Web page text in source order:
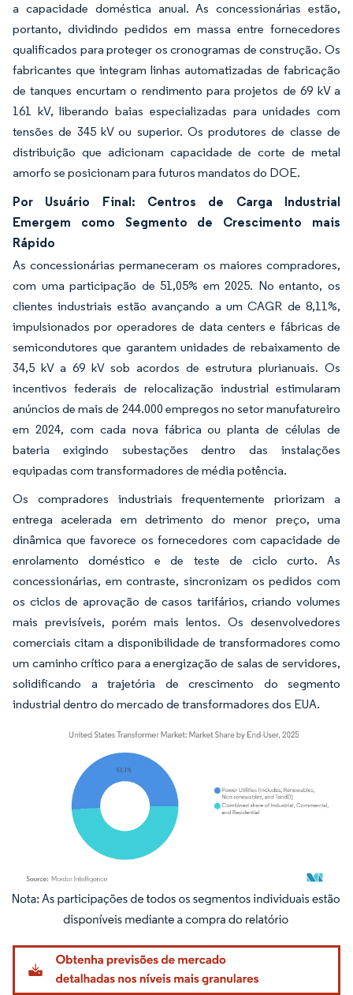
a capacidade doméstica anual. As concessionárias estão,
portanto, dividindo pedidos em massa entre fornecedores
qualificados para proteger os cronogramas de construção. Os
fabricantes que integram linhas automatizadas de fabricação
de tanques encurtam o rendimento para projetos de 69 kV a
161 kV, liberando baias especializadas para unidades com
tensões de 345 kV ou superior. Os produtores de classe de
distribuição que adicionam capacidade de corte de metal
amorfo se posicionam para futuros mandatos do DOE.
Por Usuário Final: Centros de Carga Industrial
Emergem como Segmento de Crescimento mais
Rápido
As concessionárias permaneceram os maiores compradores,
com uma participação de 51,05% em 2025. No entanto, os
clientes industriais estão avançando a um CAGR de 8,11%,
impulsionados por operadores de data centers e fábricas de
semicondutores que garantem unidades de rebaixamento de
34,5 kV a 69 kV sob acordos de estrutura plurianuais. Os
incentivos federais de relocalização industrial estimularam
anúncios de mais de 244.000 empregos no setor manufatureiro
em 2024, com cada nova fábrica ou planta de células de
bateria exigindo subestações dentro das instalações
equipadas com transformadores de média potência.
Os compradores industriais frequentemente priorizam a
entrega acelerada em detrimento do menor preço, uma
dinâmica que favorece os fornecedores com capacidade de
enrolamento doméstico e de teste de ciclo curto. As
concessionárias, em contraste, sincronizam os pedidos com
os ciclos de aprovação de casos tarifários, criando volumes
mais previsíveis, porém mais lentos. Os desenvolvedores
comerciais citam a disponibilidade de transformadores como
um caminho crítico para a energização de salas de servidores,
solidificando a trajetória de crescimento do segmento
industrial dentro do mercado de transformadores dos EUA.
Imagem © Mordor Intelligence. O reuso requer atribuição conforme CC BY 4.0.